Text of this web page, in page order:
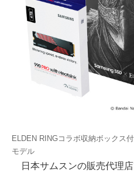
ELDEN RINGコラボ収納ボックス
モデル
日本サムスンの販売代理